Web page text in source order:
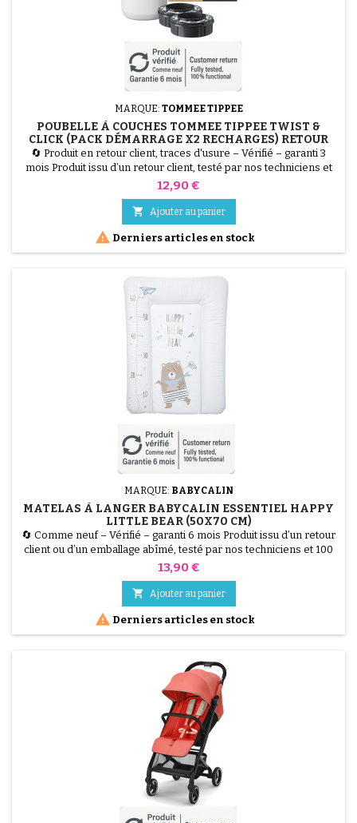
MARQUE: TOMMEE TIPPEE
POUBELLE À COUCHES TOMMEE TIPPEE TWIST &
CLICK (PACK DÉMARRAGE X2 RECHARGES) RETOUR
CLIENT, TRACES D'USURE
🔄 Produit en retour client, traces d'usure – Vérifié – garanti 3
mois Produit issu d’un retour client, testé par nos techniciens et
100 % fonctionnel. La Poubelle à Couches Tommee Tippee Twist
bébé. Grâce à son mécanisme Twist &amp; Click, chaque couche
est enveloppée individuellement par...
Prix
12,90 €
 Ajouter au panier
 Derniers articles en stock
MARQUE: BABYCALIN
MATELAS À LANGER BABYCALIN ESSENTIEL HAPPY
LITTLE BEAR (50X70 CM)
🔄 Comme neuf – Vérifié – garanti 6 mois Produit issu d’un retour
client ou d’un emballage abîmé, testé par nos techniciens et 100
% fonctionnel. Le Matelas à Langer BABYCALIN Essentiel Happy
PVC imperméable est facile à nettoyer, tandis que son garnissage
en ouate de polyester assure un...
Prix
13,90 €
 Ajouter au panier
 Derniers articles en stock